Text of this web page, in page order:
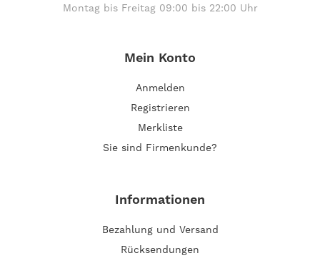
Montag bis Freitag 09:00 bis 22:00 Uhr
Mein Konto
Anmelden
Registrieren
Merkliste
Sie sind Firmenkunde?
Informationen
Bezahlung und Versand
Rücksendungen